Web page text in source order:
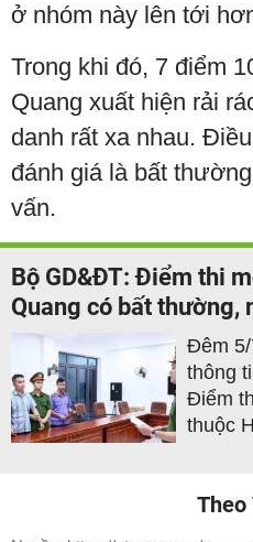
ở nhóm này lên tới
Trong khi đó, 7 điểm
Quang xuất hiện rải
danh rất xa nhau.
đánh giá là bất
vấn.
Bộ GD&ĐT: Điểm thi
Quang có bất thường,
Đêm
thông
Điểm
thuộc
Theo